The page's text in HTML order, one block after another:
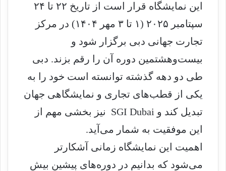
ا
ل
ی
ل
این نمایشگاه قرار است از تاریخ ۲۲ تا ۲۴
سپتامبر ۲۰۲۵ (۱ تا ۳ مهر ۱۴۰۴) در مرکز
تجارت جهانی دبی برگزار شود و
بیست‌وهشتمین دوره آن را رقم بزند. دبی
طی دو دهه گذشته توانسته است خود را به
یکی از قطب‌های تجاری و نمایشگاهی جهان
تبدیل کند و SGI Dubai نیز بخشی مهم از
این موفقیت به شمار می‌آید.
اهمیت این نمایشگاه زمانی آشکارتر
می‌شود که بدانیم در دوره‌های پیشین بیش